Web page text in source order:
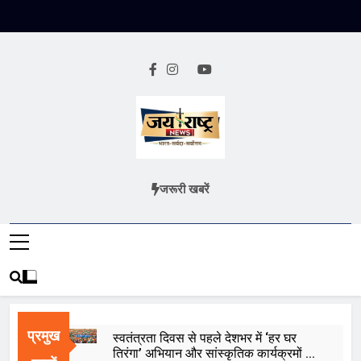
Jai Rashtra
हिंदी समाचार
जरूरी खबरें
प्रमुख
स्वतंत्रता दिवस से पहले देशभर में ‘हर घर
तिरंगा’ अभियान और सांस्कृतिक कार्यक्रमों की